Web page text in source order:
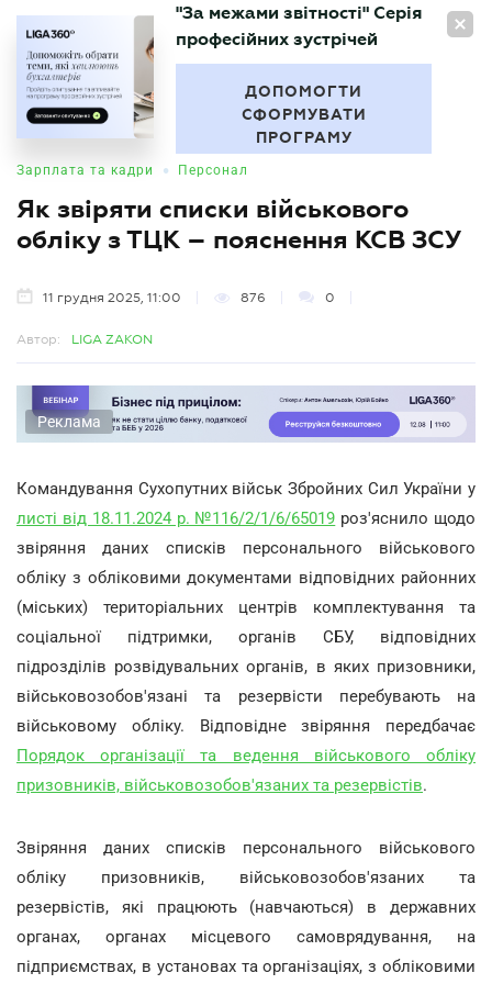
UA
БУХГАЛТЕР
"За межами звітності" Серія
професійних зустрічей
ДОПОМОГТИ
СФОРМУВАТИ
ПРОГРАМУ
Зарплата та кадри • Персонал
Як звіряти списки військового
обліку з ТЦК – пояснення КСВ ЗСУ
11 грудня 2025, 11:00 876 0
Автор: LIGA ZAKON
Реклама
Командування Сухопутних військ Збройних Сил України у
листі від 18.11.2024 р. №116/2/1/6/65019 роз'яснило щодо
звіряння даних списків персонального військового
обліку з обліковими документами відповідних районних
(міських) територіальних центрів комплектування та
соціальної підтримки, органів СБУ, відповідних
підрозділів розвідувальних органів, в яких призовники,
військовозобов'язані та резервісти перебувають на
військовому обліку. Відповідне звіряння передбачає
Порядок організації та ведення військового обліку
призовників, військовозобов'язаних та резервістів.
Звіряння даних списків персонального військового
обліку призовників, військовозобов'язаних та
резервістів, які працюють (навчаються) в державних
органах, органах місцевого самоврядування, на
підприємствах, в установах та організаціях, з обліковими